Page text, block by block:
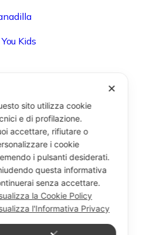
Kids
(Blocco 32 Centergross) -
(BO) - Italy
8651711
✕
sito utilizza cookie
e di profilazione.
accettare, rifiutare o
i cookie
i pulsanti desiderati.
questa informativa
senza accettare.
la Cookie Policy
l'Informativa Privacy